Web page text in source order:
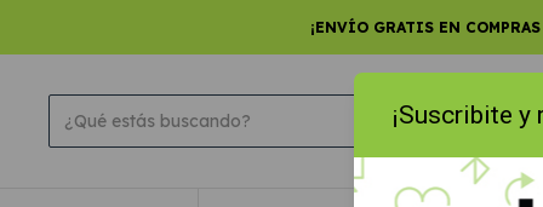
¡ENVÍO GRATIS EN
¡Suscribite